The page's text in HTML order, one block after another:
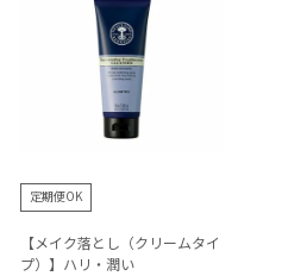
定期便OK
【メイク落とし（クリームタイ
プ）】ハリ・潤い